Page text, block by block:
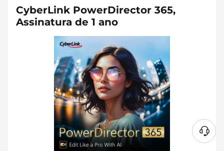
CyberLink PowerDirector 365,
Assinatura de 1 ano